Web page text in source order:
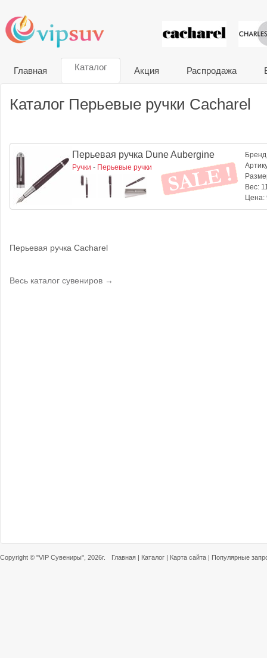
VIP
Главная Каталог Акция Распродажа
Каталог Перьевые ручки Cacharel
Перьевая ручка Dune Aubergine
Ручки - Перьевые ручки
Вес:
Цена:
Перьевая ручка Cacharel
Весь каталог сувениров →
Copyright © "VIP Сувениры" , 2026г. Главная | Каталог | Карта сайта | Популярные